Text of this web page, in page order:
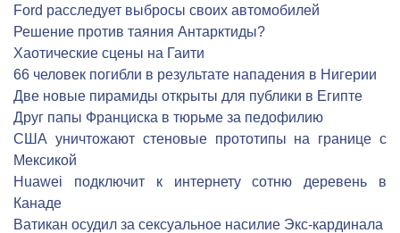
Ford расследует выбросы своих автомобилей
Решение против таяния Антарктиды?
Хаотические сцены на Гаити
66 человек погибли в результате нападения в Нигерии
Две новые пирамиды открыты для публики в Египте
Друг папы Франциска в тюрьме за педофилию
США уничтожают стеновые прототипы на границе с
Мексикой
Huawei подключит к интернету сотню деревень в
Канаде
Ватикан осудил за сексуальное насилие Экс-кардинала